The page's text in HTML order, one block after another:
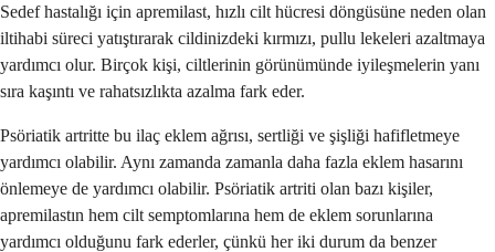
Sedef hastalığı için apremilast, hızlı cilt hücresi döngüsüne neden olan
iltihabi süreci yatıştırarak cildinizdeki kırmızı, pullu lekeleri azaltmaya
yardımcı olur. Birçok kişi, ciltlerinin görünümünde iyileşmelerin yanı
sıra kaşıntı ve rahatsızlıkta azalma fark eder.
Psöriatik artritte bu ilaç eklem ağrısı, sertliği ve şişliği hafifletmeye
yardımcı olabilir. Aynı zamanda zamanla daha fazla eklem hasarını
önlemeye de yardımcı olabilir. Psöriatik artriti olan bazı kişiler,
apremilastın hem cilt semptomlarına hem de eklem sorunlarına
yardımcı olduğunu fark ederler, çünkü her iki durum da benzer